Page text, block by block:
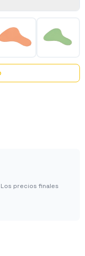
precios finales